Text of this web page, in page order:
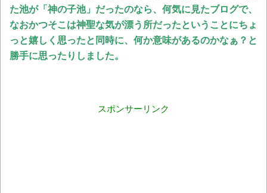
た池が「神の子池」だったのなら、何気に見たブログで、
なおかつそこは神聖な気が漂う所だったということにちょ
っと嬉しく思ったと同時に、何か意味があるのかなぁ？と
勝手に思ったりしました。
スポンサーリンク